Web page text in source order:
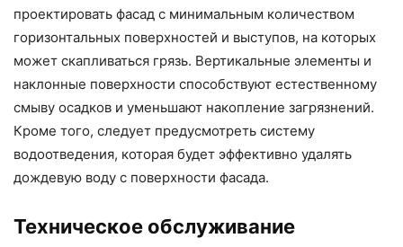
проектировать фасад с минимальным количеством
горизонтальных поверхностей и выступов, на которых
может скапливаться грязь. Вертикальные элементы и
наклонные поверхности способствуют естественному
смыву осадков и уменьшают накопление загрязнений.
Кроме того, следует предусмотреть систему
водоотведения, которая будет эффективно удалять
дождевую воду с поверхности фасада.
Техническое обслуживание